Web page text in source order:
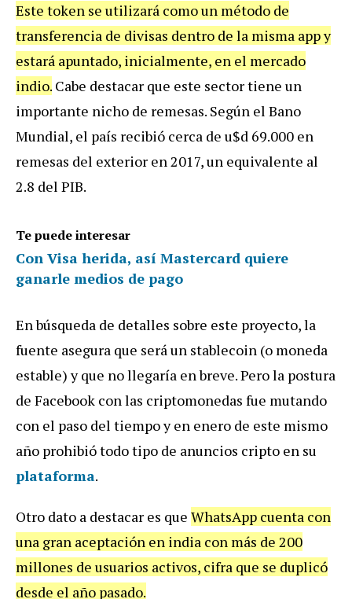
Este token se utilizará como un método de
transferencia de divisas dentro de la misma app y
estará apuntado, inicialmente, en el mercado
indio. Cabe destacar que este sector tiene un
importante nicho de remesas. Según el Bano
Mundial, el país recibió cerca de u$d 69.000 en
remesas del exterior en 2017, un equivalente al
2.8 del PIB.
Te puede interesar
Con Visa herida, así Mastercard quiere
ganarle medios de pago
En búsqueda de detalles sobre este proyecto, la
fuente asegura que será un stablecoin (o moneda
estable) y que no llegaría en breve. Pero la postura
de Facebook con las criptomonedas fue mutando
con el paso del tiempo y en enero de este mismo
año prohibió todo tipo de anuncios cripto en su
plataforma.
Otro dato a destacar es que WhatsApp cuenta con
una gran aceptación en india con más de 200
millones de usuarios activos, cifra que se duplicó
desde el año pasado.